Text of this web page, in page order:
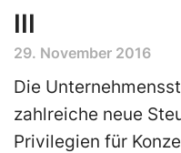
III
29. November 2016
Die
zahlreiche neue
Privilegien für